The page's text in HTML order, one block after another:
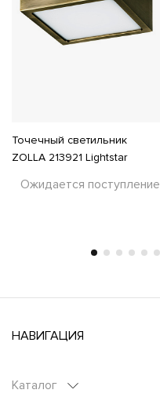
Точечный светильник
ZOLLA 213921 Lightstar
Ожидается поступление
НАВИГАЦИЯ
Каталог